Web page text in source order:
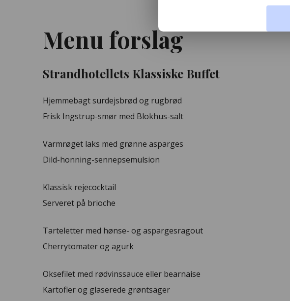
Menu forslag
Strandhotellets Klassiske Buffet
Hjemmebagt surdejsbrød og rugbrød
Frisk Ingstrup-smør med Blokhus-salt
Varmrøget laks med grønne asparges
Dild-honning-senneps­emulsion
Klassisk rejecocktail
Serveret på brioche
Tarteletter med hønse- og aspargesragout
Cherrytomater og agurk
Oksefilet med rødvinssauce eller bearnaise
Kartofler og glaserede grøntsager